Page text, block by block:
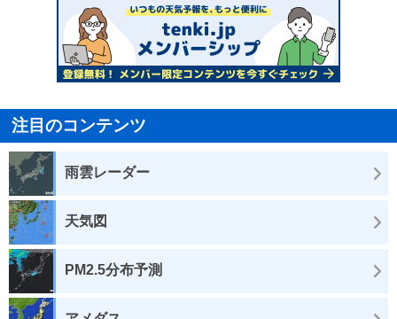
注目のコンテンツ
雨雲レーダー
天気図
PM2.5分布予測